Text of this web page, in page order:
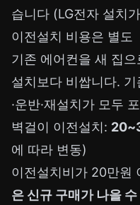
습니다 (LG전자 설치
이전설치 비용은 별도
기존 에어컨을 새 집으
설치보다 비쌉니다.
·운반·재설치가 모두
벽걸이 이전설치:
에 따라 변동)
이전설치비가 20만원
은 신규 구매가 나을